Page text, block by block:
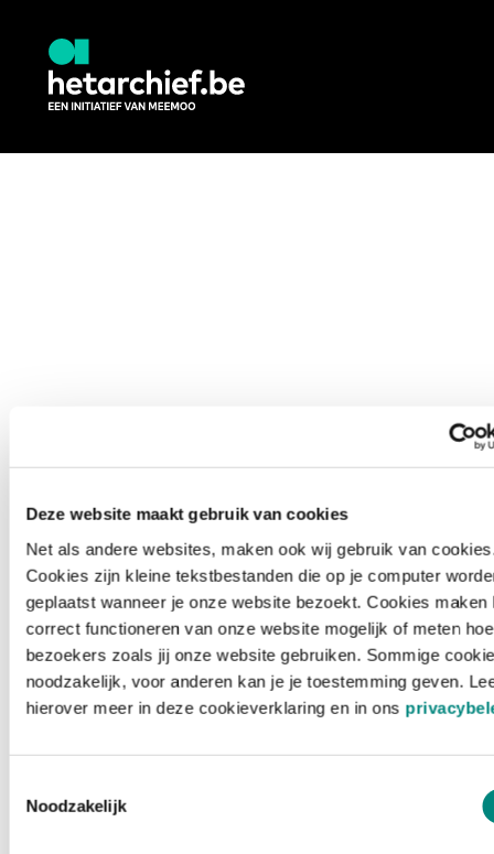
Deze website maakt gebruik van cookies
Net als andere websites, maken ook wij gebruik van
Cookies zijn kleine tekstbestanden die op je computer
geplaatst wanneer je onze website bezoekt. Cookies maken
correct functioneren van onze website mogelijk of meten hoe
bezoekers zoals jij onze website gebruiken. Sommige
noodzakelijk, voor anderen kan je je toestemming geven.
hierover meer in deze cookieverklaring en in ons
Noodzakelijk